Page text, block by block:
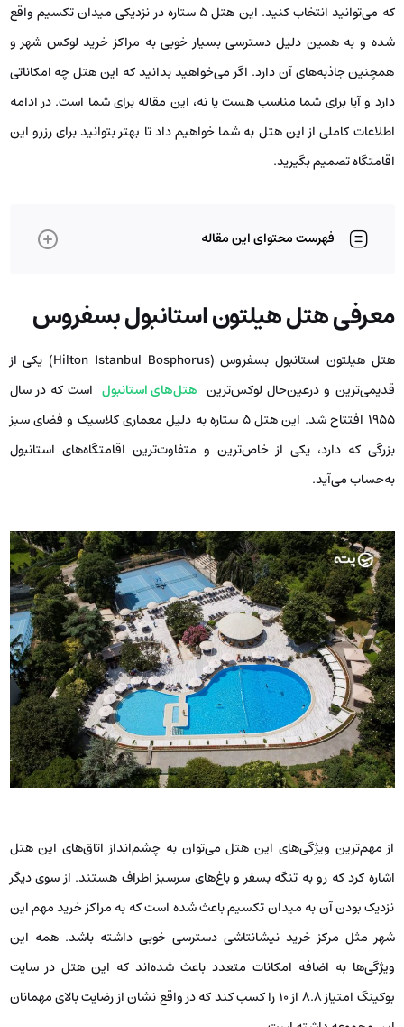
که می‌توانید انتخاب کنید. این هتل ۵ ستاره در نزدیکی میدان تکسیم واقع
شده و به همین دلیل دسترسی بسیار خوبی به مراکز خرید لوکس شهر و
همچنین جاذبه‌های آن دارد. اگر می‌خواهید بدانید که این هتل چه امکاناتی
دارد و آیا برای شما مناسب هست یا نه، این مقاله برای شما است. در ادامه
اطلاعات کاملی از این هتل به شما خواهیم داد تا بهتر بتوانید برای رزرو این
اقامتگاه تصمیم بگیرید.
فهرست محتوای این مقاله
معرفی هتل هیلتون استانبول بسفروس
هتل هیلتون استانبول بسفروس (Hilton Istanbul Bosphorus) یکی از
قدیمی‌ترین و درعین‌حال لوکس‌ترین هتل‌های استانبول است که در سال
۱۹۵۵ افتتاح شد. این هتل ۵ ستاره به دلیل معماری کلاسیک و فضای سبز
بزرگی که دارد، یکی از خاص‌ترین و متفاوت‌ترین اقامتگاه‌های استانبول
به‌حساب می‌آید.
از مهم‌ترین ویژگی‌های این هتل می‌توان به چشم‌انداز اتاق‌های این هتل
اشاره کرد که رو به تنگه بسفر و باغ‌های سرسبز اطراف هستند. از سوی دیگر
نزدیک بودن آن به میدان تکسیم باعث شده است که به مراکز خرید مهم این
شهر مثل مرکز خرید نیشانتاشی دسترسی خوبی داشته باشد. همه این
ویژگی‌ها به اضافه امکانات متعدد باعث شده‌اند که این هتل در سایت
بوکینگ امتیاز 8.8 از 10 را کسب کند که در واقع نشان از رضایت بالای مهمانان